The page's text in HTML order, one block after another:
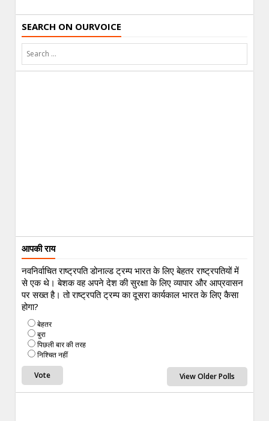
SEARCH ON OURVOICE
आपकी राय
नवनिर्वाचित राष्ट्रपति डोनाल्ड ट्रम्प भारत के लिए बेहतर राष्ट्रपतियों में
से एक थे। बेशक वह अपने देश की सुरक्षा के लिए व्यापार और आप्रवासन
पर सख्त है। तो राष्ट्रपति ट्रम्प का दूसरा कार्यकाल भारत के लिए कैसा
होगा?
बेहतर
बुरा
पिछली बार की तरह
निश्चित नहीं
View Older Polls